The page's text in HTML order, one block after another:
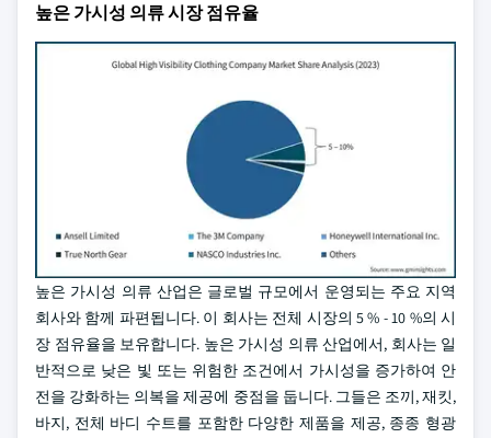
높은 가시성 의류 시장 점유율
높은 가시성 의류 산업은 글로벌 규모에서 운영되는 주요 지역
회사와 함께 파편됩니다. 이 회사는 전체 시장의 5 % - 10 %의 시
장 점유율을 보유합니다. 높은 가시성 의류 산업에서, 회사는 일
반적으로 낮은 빛 또는 위험한 조건에서 가시성을 증가하여 안
전을 강화하는 의복을 제공에 중점을 둡니다. 그들은 조끼, 재킷,
바지, 전체 바디 수트를 포함한 다양한 제품을 제공, 종종 형광